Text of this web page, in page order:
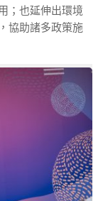
；也延伸出環境
協助諸多政策施